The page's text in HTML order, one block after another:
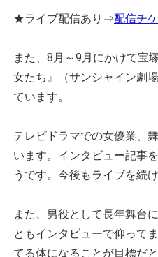
★ライブ配信あり⇒配信チ
また、8月～9月にかけて宝
女たち』（サンシャイン劇
ています。
テレビドラマでの女優業、
います。インタビュー記事
うです。今後もライブを続
また、男役として長年舞台
ともインタビューで仰って
てる体になることが目標だと